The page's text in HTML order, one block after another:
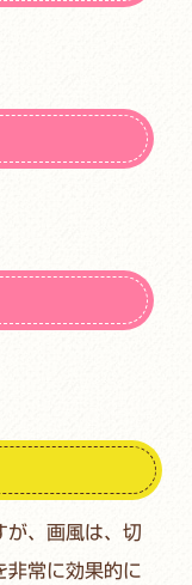
が、画風は、切
非常に効果的に